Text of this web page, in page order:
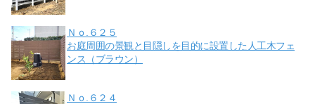
Ｎｏ.６２５
お庭周囲の景観と目隠しを目的に設置した人工木フェ
ンス（ブラウン）
Ｎｏ.６２４